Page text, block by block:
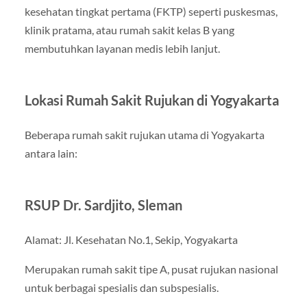
kesehatan tingkat pertama (FKTP) seperti puskesmas,
klinik pratama, atau rumah sakit kelas B yang
membutuhkan layanan medis lebih lanjut.
Lokasi Rumah Sakit Rujukan di Yogyakarta
Beberapa rumah sakit rujukan utama di Yogyakarta
antara lain:
RSUP Dr. Sardjito, Sleman
Alamat: Jl. Kesehatan No.1, Sekip, Yogyakarta
Merupakan rumah sakit tipe A, pusat rujukan nasional
untuk berbagai spesialis dan subspesialis.